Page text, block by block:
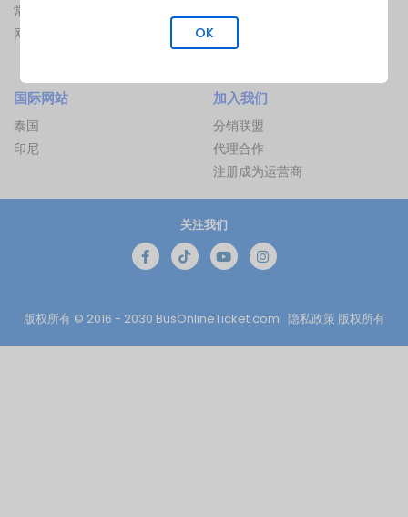
常见问题
网站地图
船路线
国际网站
泰国
印尼
加入我们
分销联盟
代理合作
注册成为运营商
版权所有 © 2016 - 2030 BusOnlineTicket.com 隐私政策 版权所有
关注我们
OK